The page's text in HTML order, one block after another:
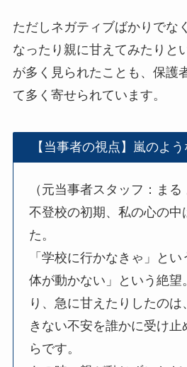
ただしネガティブばかりでな
なったり親に甘えてみたりと
が多く見られたことも、保護
て多く寄せられています。
【当事者の視点】嵐のよ
（元当事者スタッフ：まる
不登校の初期、私の心の中
た。
「学校に行かなきゃ」と
体が動かない」という絶望
り、急に甘えたりしたの
きない不安を誰かに受け
らです。